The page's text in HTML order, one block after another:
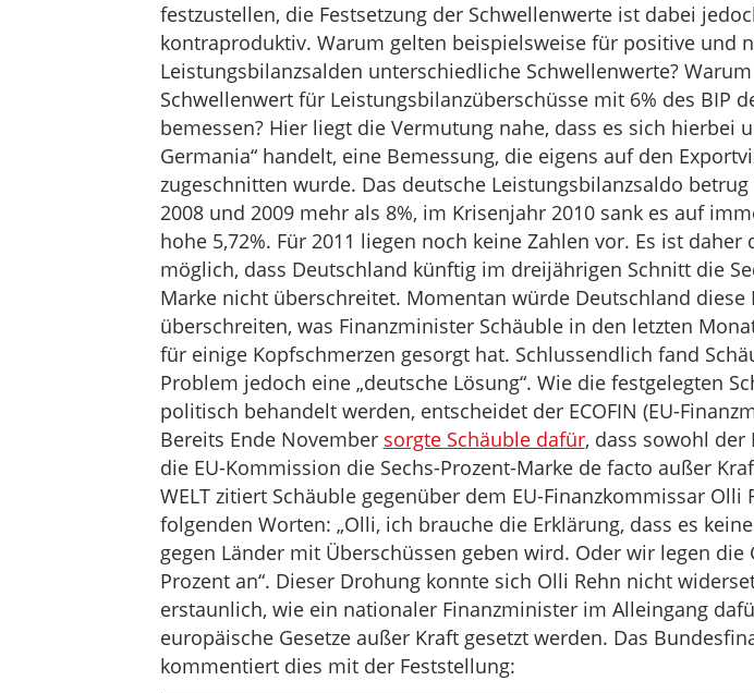
festzustellen, die Festsetzung der Schwellenwerte ist dabei
kontraproduktiv. Warum gelten beispielsweise für positive und
Leistungsbilanzsalden unterschiedliche Schwellenwerte?
Schwellenwert für Leistungsbilanzüberschüsse mit 6% des BIP
bemessen? Hier liegt die Vermutung nahe, dass es sich hierbei
Germania“ handelt, eine Bemessung, die eigens auf den
zugeschnitten wurde. Das deutsche Leistungsbilanzsaldo betrug
2008 und 2009 mehr als 8%, im Krisenjahr 2010 sank es auf
hohe 5,72%. Für 2011 liegen noch keine Zahlen vor. Es ist daher
möglich, dass Deutschland künftig im dreijährigen Schnitt die
Marke nicht überschreitet. Momentan würde Deutschland diese
überschreiten, was Finanzminister Schäuble in den letzten
für einige Kopfschmerzen gesorgt hat. Schlussendlich fand
Problem jedoch eine „deutsche Lösung“. Wie die festgelegten
politisch behandelt werden, entscheidet der ECOFIN (EU-
Bereits Ende November sorgte Schäuble dafür, dass sowohl der
die EU-Kommission die Sechs-Prozent-Marke de facto außer
WELT zitiert Schäuble gegenüber dem EU-Finanzkommissar Olli
folgenden Worten: „Olli, ich brauche die Erklärung, dass es
gegen Länder mit Überschüssen geben wird. Oder wir legen die
Prozent an“. Dieser Drohung konnte sich Olli Rehn nicht
erstaunlich, wie ein nationaler Finanzminister im Alleingang
europäische Gesetze außer Kraft gesetzt werden. Das
kommentiert dies mit der Feststellung: